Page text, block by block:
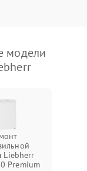
модели
Liebherr
Premium